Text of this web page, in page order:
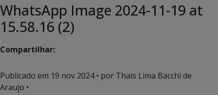
WhatsApp Image 2024-11-19 at
15.58.16 (2)
Compartilhar:
Publicado em 19 nov 2024• por Thais Lima Bacchi de
Araujo •